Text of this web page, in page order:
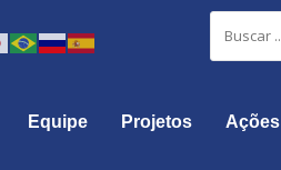
Equipe Projetos Ações